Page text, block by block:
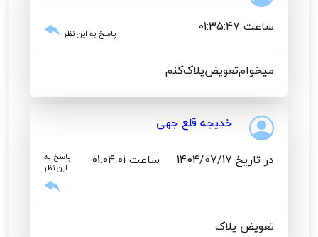
ساعت 01:35:47
پاسخ به این نظر
میخوام‌تعویض‌پلاک‌کنم‌
خدیجه قلع جهی
در تاریخ 1404/07/17
ساعت 01:04:01
پاسخ به
این نظر
تعویض پلاک